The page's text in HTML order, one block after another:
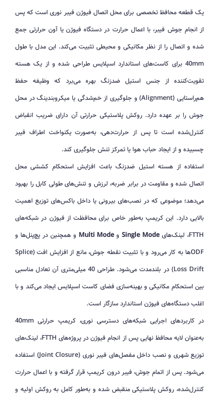
یک قطعه محافظ تخصصی برای محل اتصال فیوژن فیبر نوری است که پس
از انجام جوش فیبر، با اعمال حرارت در دستگاه فیوژن یا آون حرارتی جمع
شده و اتصال را از نظر مکانیکی و محیطی تثبیت می‌کند. این مدل با طول
40mm برای کاست‌های استاندارد اسپلایس طراحی شده و از یک هسته
تقویت‌کننده از جنس استیل ضدزنگ بهره می‌برد که وظیفه حفظ
هم‌راستایی (Alignment) و جلوگیری از خم‌شدگی یا میکروبندینگ در محل
جوش را بر عهده دارد. روکش پلاستیکی حرارتی آن دارای ضریب انقباض
کنترل‌شده است تا پس از حرارت‌دهی، به‌صورت یکنواخت اطراف فیبر
چسبیده و از ایجاد حباب هوا یا تمرکز تنش جلوگیری کند.
استفاده از هسته استیل ضدزنگ باعث افزایش استحکام کششی محل
اتصال شده و مقاومت در برابر ضربه، لرزش و تنش‌های طولی کابل را بهبود
می‌دهد؛ موضوعی که در نصب‌های بیرونی یا داخل باکس‌های توزیع اهمیت
بالایی دارد. این کریمپ به‌طور خاص برای محافظت از فیوژن در شبکه‌های
FTTH، لینک‌های
Single Mode وMulti Mode
و همچنین در پچ‌پنل‌ها و
ODFها به کار می‌رود و با تثبیت نقطه جوش، مانع از افزایش افت (Splice
Loss Drift) در بلندمدت می‌شود. طراحی 40 میلی‌متری آن تعادل مناسبی
بین استحکام مکانیکی و بهینه‌سازی فضای کاست اسپلایس ایجاد می‌کند و با
اغلب دستگاه‌های فیوژن استاندارد سازگار است.
در کاربردهای اجرایی شبکه‌های دسترسی نوری، کریمپ حرارتی 40mm
به‌عنوان لایه محافظ نهایی پس از انجام فیوژن در پروژه‌های FTTH، لینک‌های
توزیع شهری و نصب داخل مفصل‌های فیبر نوری (Joint Closure) استفاده
می‌شود. پس از اتمام جوش، فیبر درون کریمپ قرار گرفته و با اعمال حرارت
کنترل‌شده، روکش پلاستیکی منقبض شده و به‌طور کامل به روکش اولیه و